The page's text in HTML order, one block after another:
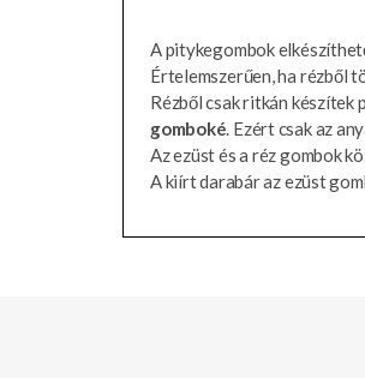
A pitykegombok
Értelemszerűen, ha rézből
Rézből csak ritkán készítek
gomboké. Ezért csak az
Az ezüst és a réz gombok
A kiírt darabár az ezüst